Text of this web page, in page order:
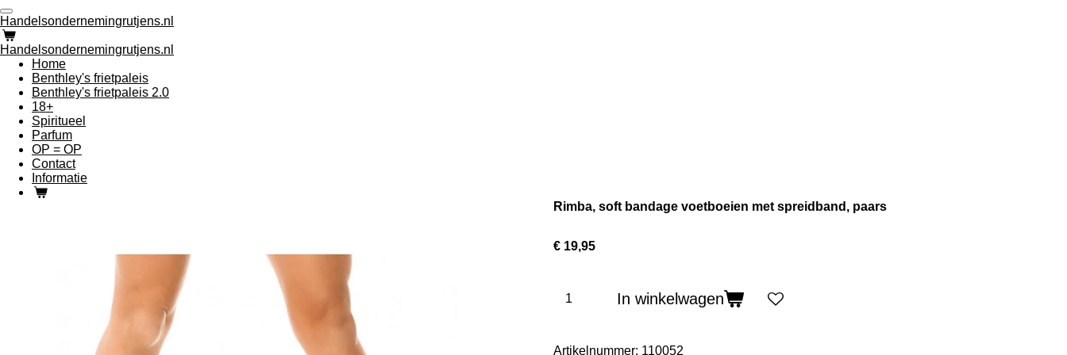
Ga
direct
naar
de
hoofdinhoud
Handelsondernemingrutjens.nl
Handelsondernemingrutjens.nl
Home
Benthley's frietpaleis
Benthley's frietpaleis 2.0
18+
Spiritueel
Parfum
OP = OP
Contact
Informatie
Rimba, soft bandage voetboeien met spreidband, paars
€ 19,95
In winkelwagen
Artikelnummer: 110052